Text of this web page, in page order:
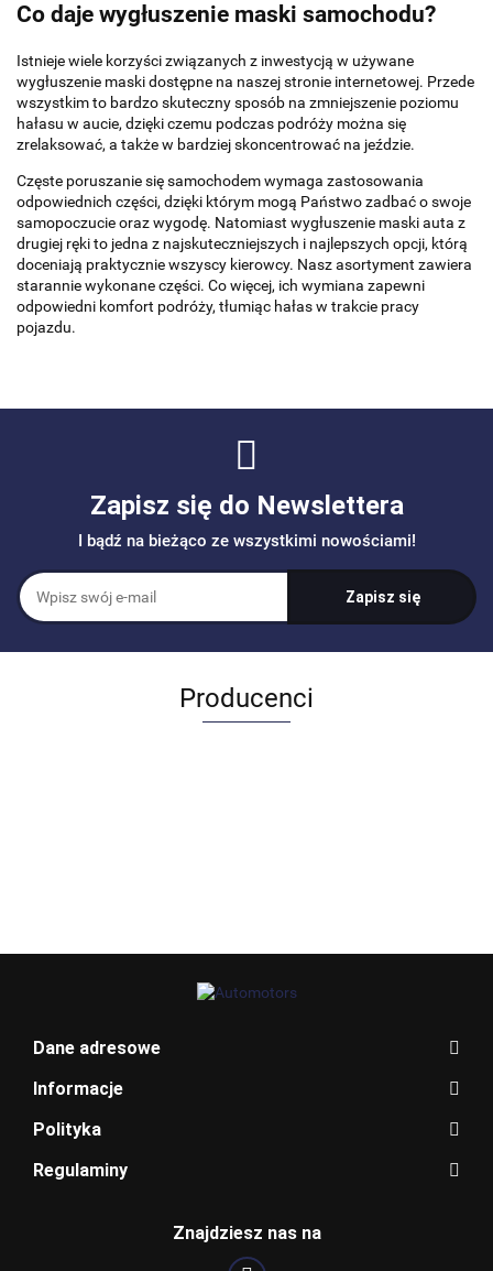
Co daje wygłuszenie maski samochodu?
Istnieje wiele korzyści związanych z inwestycją w używane
wygłuszenie maski dostępne na naszej stronie internetowej. Przede
wszystkim to bardzo skuteczny sposób na zmniejszenie poziomu
hałasu w aucie, dzięki czemu podczas podróży można się
zrelaksować, a także w bardziej skoncentrować na jeździe.
Częste poruszanie się samochodem wymaga zastosowania
odpowiednich części, dzięki którym mogą Państwo zadbać o swoje
samopoczucie oraz wygodę. Natomiast wygłuszenie maski auta z
drugiej ręki to jedna z najskuteczniejszych i najlepszych opcji, którą
doceniają praktycznie wszyscy kierowcy. Nasz asortyment zawiera
starannie wykonane części. Co więcej, ich wymiana zapewni
odpowiedni komfort podróży, tłumiąc hałas w trakcie pracy
pojazdu.
Zapisz się do Newslettera
I bądź na bieżąco ze wszystkimi nowościami!
Producenci
BENTLEY
Dane adresowe
Informacje
Polityka
Regulaminy
Znajdziesz nas na